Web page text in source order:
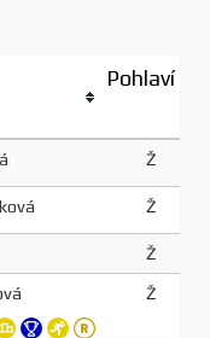
Pohlaví
Ž
Ž
Ž
Ž